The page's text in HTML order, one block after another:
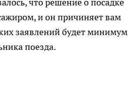
что решение о посадке
и он причиняет вам
заявлений будет минимум
поезда.